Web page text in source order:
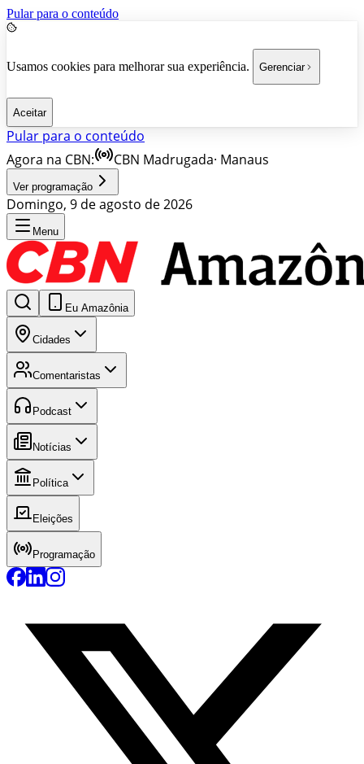
Pular para o conteúdo
Usamos cookies para melhorar sua experiência. Gerenciar
Aceitar
Pular para o conteúdo
Agora na CBN:
CBN Madrugada· Manaus
Ver programação
Domingo, 9 de agosto de 2026
Menu
Eu Amazônia
Cidades
Comentaristas
Podcast
Notícias
Política
Eleições
Programação